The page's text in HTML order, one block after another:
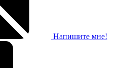
Напишите мне!